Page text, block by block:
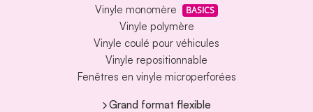
Vinyle monomère
BASICS
Vinyle polymère
Vinyle coulé pour véhicules
Vinyle repositionnable
Fenêtres en vinyle microperforées
Grand format flexible